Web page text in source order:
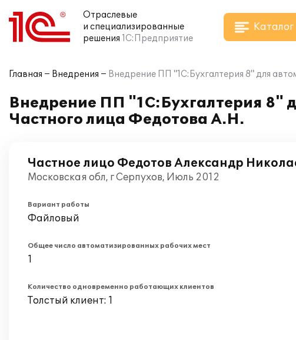
Отраслевые
и специализированные
решения 1С:Предприятие
Каталог
Главная Внедрения Внедрение ПП "1С:Бухгалтерия 8" для
Внедрение ПП "1С:Бухгалтерия 8"
Частного лица Федотова А.Н.
Частное лицо Федотов Александр
Московская обл, г Серпухов, Июль 2012
Вариант работы
Файловый
Общее число автоматизированных рабочих мест
1
Количество одновременно работающих клиентов
Толстый клиент: 1